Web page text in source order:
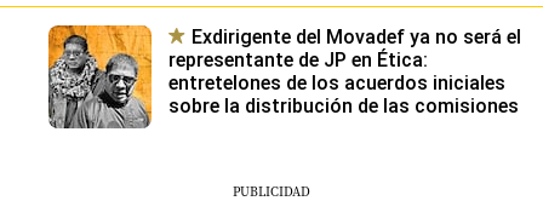
Exdirigente del Movadef ya no será el
representante de JP en Ética:
entretelones de los acuerdos iniciales
sobre la distribución de las comisiones